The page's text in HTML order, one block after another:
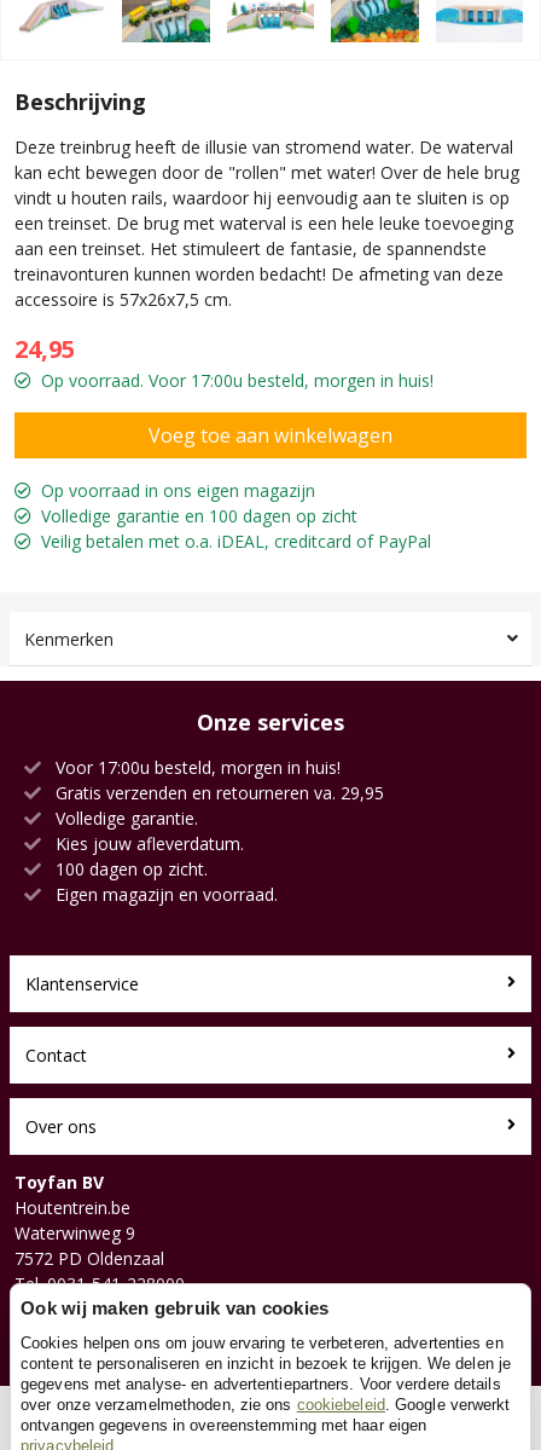
Beschrijving
Deze treinbrug heeft de illusie van stromend water. De waterval
kan echt bewegen door de "rollen" met water! Over de hele brug
vindt u houten rails, waardoor hij eenvoudig aan te sluiten is op
een treinset. De brug met waterval is een hele leuke toevoeging
aan een treinset. Het stimuleert de fantasie, de spannendste
treinavonturen kunnen worden bedacht! De afmeting van deze
accessoire is 57x26x7,5 cm.
24,95
Op voorraad. Voor 17:00u besteld, morgen in huis!
Op voorraad in ons eigen magazijn
Volledige garantie en 100 dagen op zicht
Veilig betalen met o.a. iDEAL, creditcard of PayPal
Kenmerken
Onze services
Voor 17:00u besteld, morgen in huis!
Gratis verzenden en retourneren va. 29,95
Volledige garantie.
Kies jouw afleverdatum.
100 dagen op zicht.
Eigen magazijn en voorraad.
Klantenservice
Contact
Over ons
Toyfan BV
Houtentrein.be
Waterwinweg 9
7572 PD Oldenzaal
Tel. 0031-541-228000
Facebook
Instagram
© 2026 Toyfan BV
Ook wij maken gebruik van cookies
Cookies helpen ons om jouw ervaring te verbeteren, advertenties en
content te personaliseren en inzicht in bezoek te krijgen. We delen je
gegevens met analyse- en advertentiepartners. Voor verdere details
over onze verzamelmethoden, zie ons cookiebeleid. Google verwerkt
ontvangen gegevens in overeenstemming met haar eigen
privacybeleid